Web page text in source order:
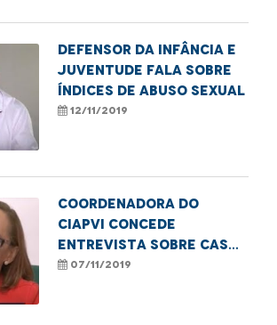
Defensor da Infância e
Juventude fala sobre
índices de abuso sexual
12/11/2019
Coordenadora do
Ciapvi concede
entrevista sobre caso
de agressão a idoso
07/11/2019